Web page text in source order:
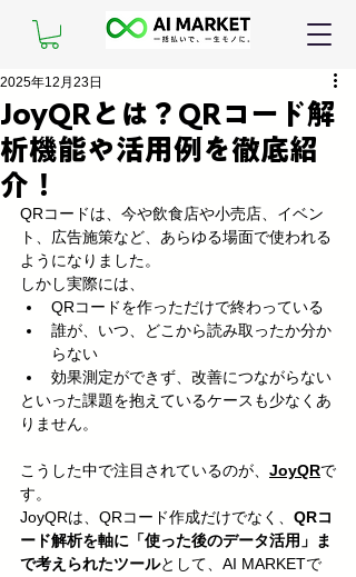
JoyQRとは？QRコード解
析機能や活用例を徹底紹
介！
2025年12月23日
QRコードは、今や飲食店や小売店、イベン
ト、広告施策など、あらゆる場面で使われる
ようになりました。
しかし実際には、
QRコードを作っただけで終わっている
誰が、いつ、どこから読み取ったか分か
らない
効果測定ができず、改善につながらない
といった課題を抱えているケースも少なくあ
りません。
こうした中で注目されているのが、 JoyQRで
す。
JoyQRは、QRコード作成だけでなく、 QRコ
ード解析を軸に「使った後のデータ活用」ま
で考えられたツールとして、AI MARKETで